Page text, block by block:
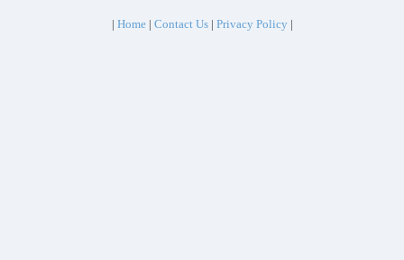
Home|Contact Us|Privacy Policy
|